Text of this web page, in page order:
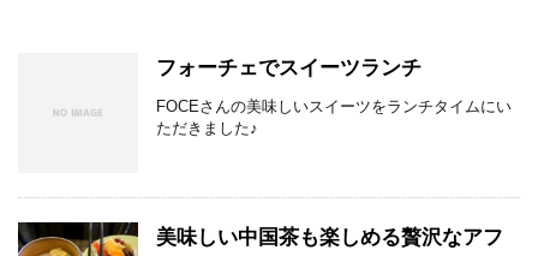
フォーチェでスイーツランチ
FOCEさんの美味しいスイーツをランチタイムにい
ただきました♪
美味しい中国茶も楽しめる贅沢なアフ